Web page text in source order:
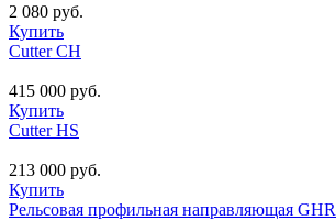
2 080 руб.
Купить
Cutter CH
415 000 руб.
Купить
Cutter HS
213 000 руб.
Купить
Рельсовая профильная направляющая